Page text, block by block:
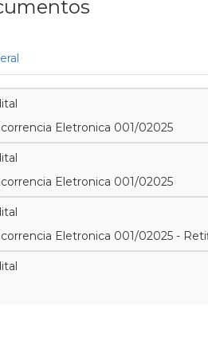
Eletronica 001/02025
Eletronica 001/02025
Eletronica 001/02025 -